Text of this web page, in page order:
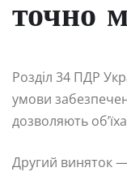
точно
Розділ 34 ПДР
умови
дозволяють
Другий виняток